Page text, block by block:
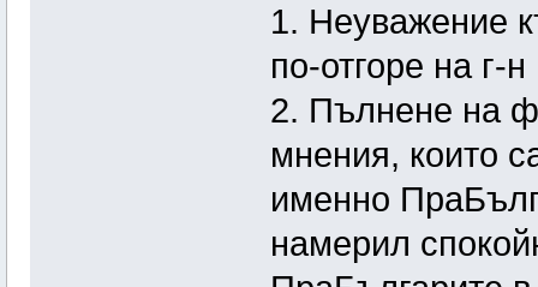
1. Неуважение
по-отгоре на г-
2. Пълнене на
мнения, които
именно
намерил